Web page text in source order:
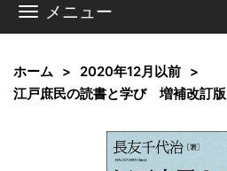
メニュー
ホーム
2020年12月以前
江戸庶民の読書と学び 増補改訂版